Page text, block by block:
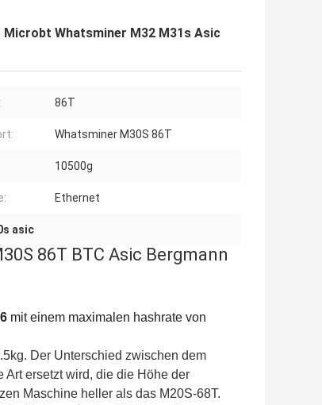
Whatsminer M32 M31s Asic
86T
Whatsminer M30S 86T
10500g
Ethernet
asic
86T BTC Asic Bergmann
mit einem maximalen hashrate von
Der Unterschied zwischen dem
Art ersetzt wird, die die Höhe der
Maschine heller als das M20S-68T.